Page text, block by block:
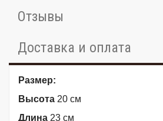
Отзывы
Доставка и оплата
Размер:
Высота 20 см
Длина 23 см